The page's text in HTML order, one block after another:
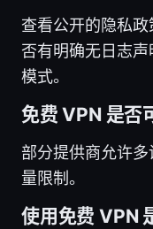
查看公开的隐私
否有明确无日志
模式。
免费 VPN 是否
部分提供商允许
量限制。
使用免费 VPN